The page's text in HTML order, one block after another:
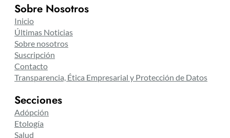
Sobre Nosotros
Inicio
Últimas Noticias
Sobre nosotros
Suscripción
Contacto
Transparencia, Ética Empresarial y Protección de Datos
Secciones
Adópción
Etología
Salud